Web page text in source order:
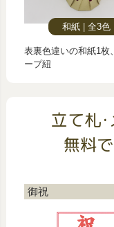
和紙 全3色
表裏色違いの和紙1枚
ープ紐
立て札
無料
御祝